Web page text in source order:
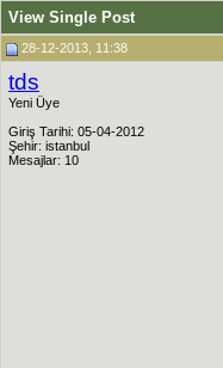
View Single Post
28-12-2013, 11:38
tds
Yeni Üye
Giriş Tarihi: 05-04-2012
Şehir: istanbul
Mesajlar: 10